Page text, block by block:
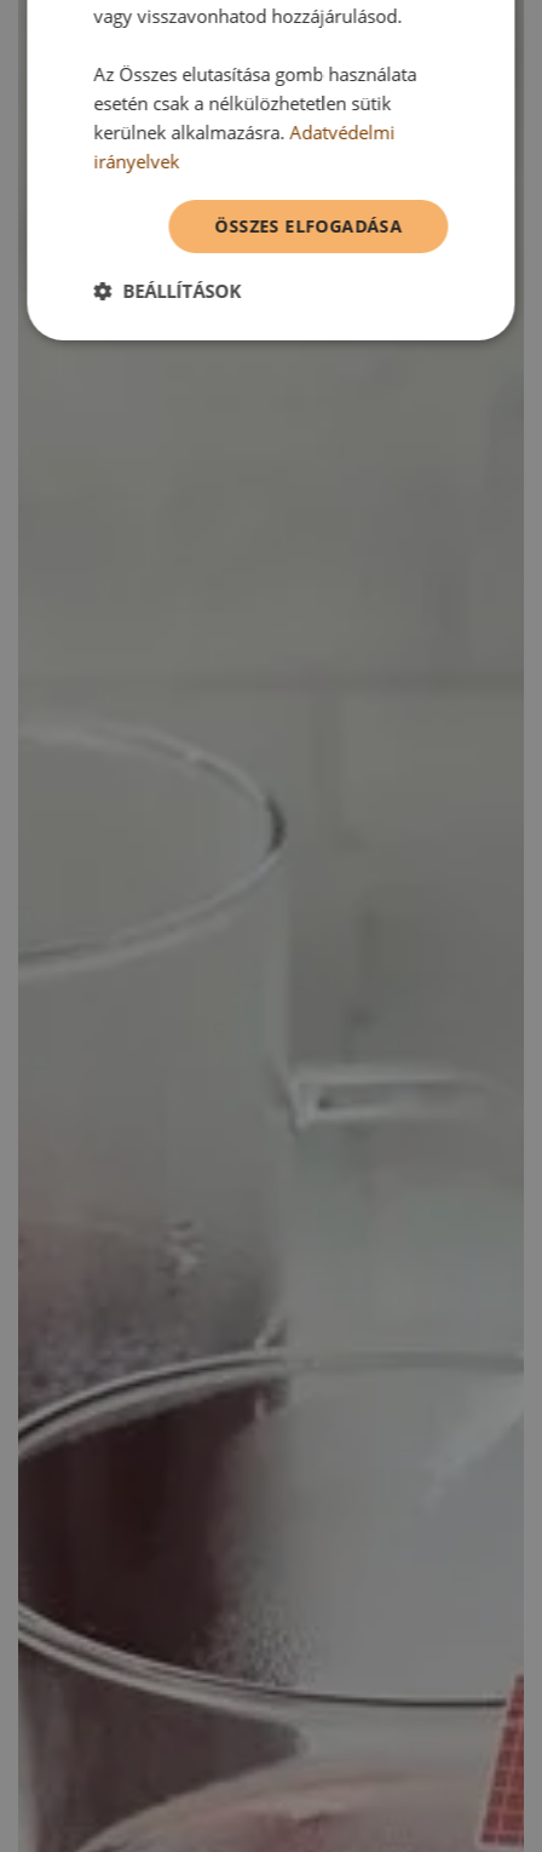
vagy visszavonhatod hozzájárulásod.
Az Összes elutasítása gomb használata
esetén csak a nélkülözhetetlen sütik
kerülnek alkalmazásra.Adatvédelmi
irányelvek
ÖSSZES ELFOGADÁSA
BEÁLLÍTÁSOK